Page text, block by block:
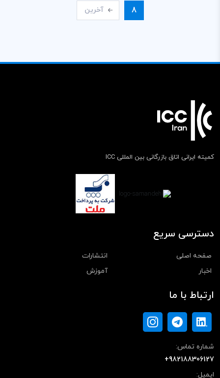
8 آخرین
کمیته ایرانی اتاق بازرگانی بین المللی ICC
دسترسی سریع
صفحه اصلی
انتشارات
اخبار
آموزش
ارتباط با ما
شماره تماس:
+982188306127
ایمیل: